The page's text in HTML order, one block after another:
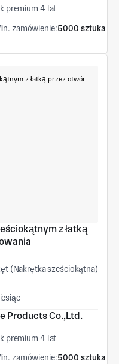
premium 4 lat
zamówienie:5000 sztuka
z łatką
(Nakrętka sześciokątna)
Products Co.,Ltd.
premium 4 lat
zamówienie:5000 sztuka